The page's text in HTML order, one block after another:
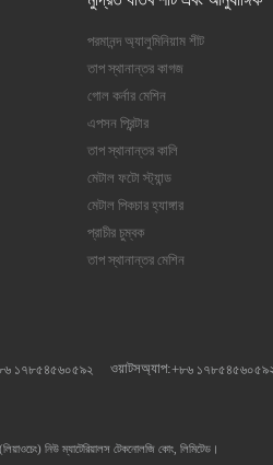
পরমানন্দ অ্যালুমিনিয়াম শীট
তাপ স্থানান্তর কাগজ
গোল কর্নার মেশিন
এপসন প্রিন্টার
তাপ স্থানান্তর কালি
মেটাল ফটো স্ট্যান্ড
মেটাল পিকচার হ্যাঙ্গার
প্রাচীর চুম্বক
তাপ স্থানান্তর মেশিন
১৭৮৫৪৫৬০৫৯২ ওয়াটসঅ্যাপ:+৮৬ ১৭৮৫৪৫৬০৫৯২
নিউ ম্যাটেরিয়ালস টেকনোলজি কোং, লিমিটেড।